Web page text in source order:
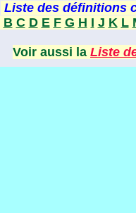
Liste des définitions
B C D E F G H I J K L
Voir aussi la Liste